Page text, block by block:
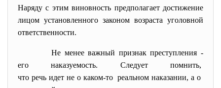
Наряду с этим виновность предполагает достижение
лицом установленного законом возраста уголовной
ответственности.
Не менее важный признакпреступления -
его наказуемость. Следует помнить,
что речь идет не о каком-то реальном наказании, а о